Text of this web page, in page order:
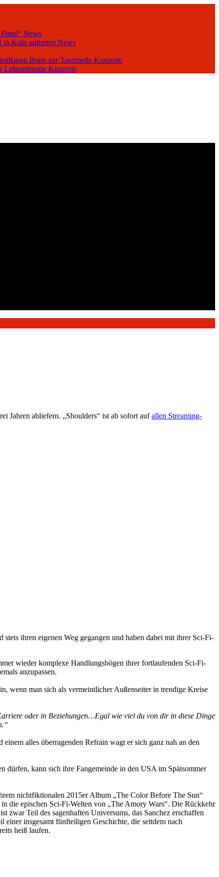
News
in Köln auftreten News
Bonn zur Tanzmeile Konzerte
Lebensfreude Konzerte
Jahren abliefern. „Shoulders“ ist ab sofort aufallen Streaming-
ihren eigenen Weg gegangen und haben dabei mit ihrer Sci-Fi-
wieder komplexe Handlungsbögen ihrer fortlaufenden Sci-Fi-
anzupassen.
wenn man sich als vermeintlicher Außenseiter in trendige Kreise
oder in Beziehungen…Egal wie viel du von dir in diese Dinge
alles überragenden Refrain wagt er sich ganz nah an den
dürfen, kann sich ihre Fangemeinde in den USA im Spätsommer
nichtfiktionalen 2015er Album „The Color Before The Sun“
die epischen Sci-Fi-Welten von „The Amory Wars“. Die Rückkehr
Teil des sagenhaften Universums, das Sanchez erschaffen
insgesamt fünfteiligen Geschichte, die seitdem nach
heiß laufen.